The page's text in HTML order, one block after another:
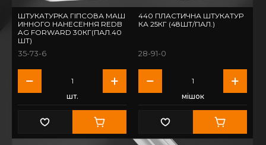
ШТУКАТУРКА ГІПСОВА МАШ
ИННОГО НАНЕСЕННЯ REDB
AG FORWARD 30КГ(ПАЛ.40
ШТ)
35-73-6
шт.
440 ПЛАСТИЧНА ШТУКАТУР
КА 25КГ (48ШТ/ПАЛ.)
28-91-0
мішок